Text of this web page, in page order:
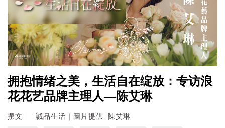
拥抱情绪之美，生活自在绽放：专访浪
花花艺品牌主理人—陈艾琳
撰文 誠品生活｜圖片提供_陳艾琳